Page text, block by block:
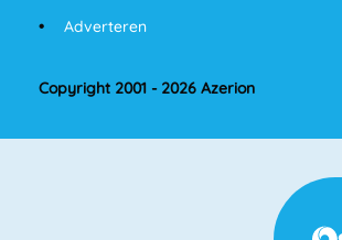
Adverteren
Copyright 2001 - 2026 Azerion